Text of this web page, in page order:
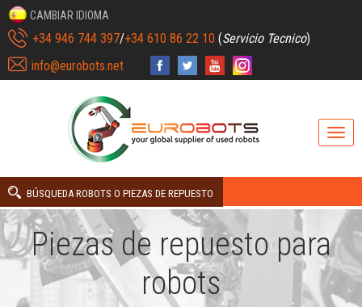
CAMBIAR IDIOMA
+34 946 744 397/+34 610 86 22 10 (Servicio Tecnico)
info@eurobots.net
BÚSQUEDA ROBOTS O PIEZAS DE REPUESTO
Piezas de repuesto para
robots